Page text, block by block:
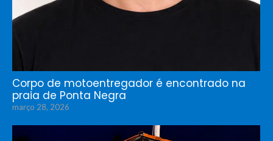
Corpo de motoentregador é encontrado na
praia de Ponta Negra
março 28, 2026